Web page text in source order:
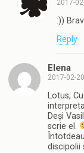
2017-
:))
Reply
Elena
2017-02-20
Lotus,
Deși
scrie el.
discipolii